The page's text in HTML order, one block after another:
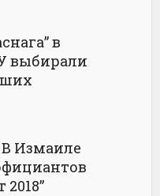
в
выбирали
Измаиле